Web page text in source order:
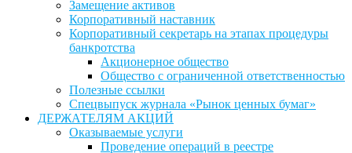
Замещение активов
Корпоративный наставник
Корпоративный секретарь на этапах процедуры
банкротства
Акционерное общество
Общество с ограниченной ответственностью
Полезные ссылки
Спецвыпуск журнала «Рынок ценных бумаг»
ДЕРЖАТЕЛЯМ АКЦИЙ
Оказываемые услуги
Проведение операций в реестре